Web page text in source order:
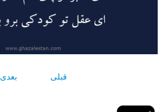
قبلی بعدی